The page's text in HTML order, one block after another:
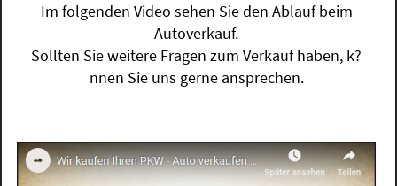
Im folgenden Video sehen Sie den Ablauf beim
Autoverkauf.
Sollten Sie weitere Fragen zum Verkauf haben, k?
nnen Sie uns gerne ansprechen.